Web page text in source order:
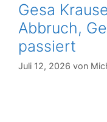
Gesa
Abbruch,
passiert
Juli 12, 2026 von